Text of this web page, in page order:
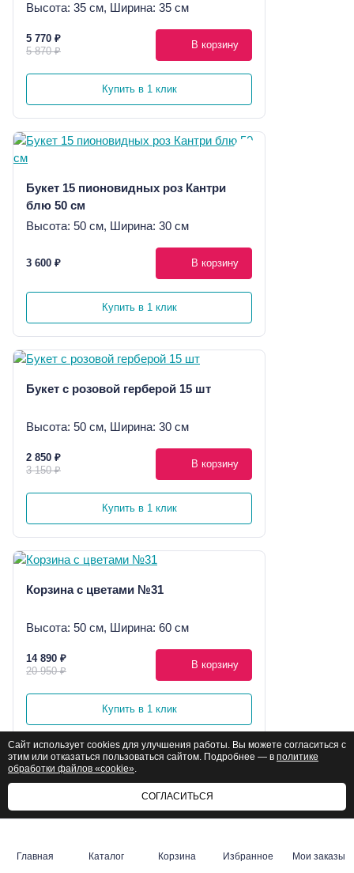
Высота: 35 см, Ширина: 35 см
5 770 ₽
5 870 ₽
В корзину
Купить в 1 клик
Букет 15 пионовидных роз Кантри
блю 50 см
Высота: 50 см, Ширина: 30 см
3 600 ₽ В корзину
Купить в 1 клик
Букет с розовой герберой 15 шт
Высота: 50 см, Ширина: 30 см
2 850 ₽
3 150 ₽
В корзину
Купить в 1 клик
Корзина с цветами №31
Высота: 50 см, Ширина: 60 см
14 890 ₽
20 950 ₽
В корзину
Купить в 1 клик
Главная Каталог Корзина Избранное Мои заказы
Сайт использует cookies для улучшения работы. Вы можете согласиться с
этим или отказаться пользоваться сайтом. Подробнее — в политике
обработки файлов «cookie».
СОГЛАСИТЬСЯ